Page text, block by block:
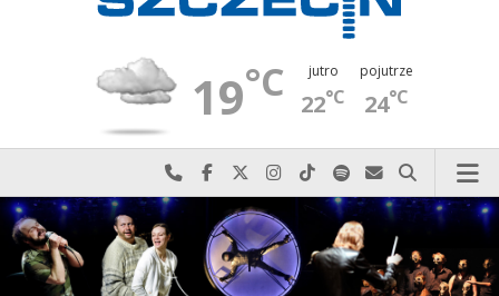
19°C jutro
22°C
pojutrze
24°C
Najlepiej po prostu do nas zadzwoń
Odwiedź nas na Facebook-u
Odwiedź nas na X
Odwiedź nas na Instagram-ie
Odwiedź nas na TikTok-u
Szukaj nas na Spotify
Wyślij do nas
Szukaj